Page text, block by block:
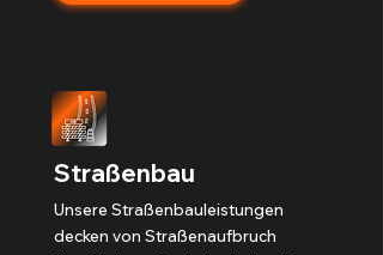
Straßenbau
Unsere Straßenbauleistungen
decken von Straßenaufbruch